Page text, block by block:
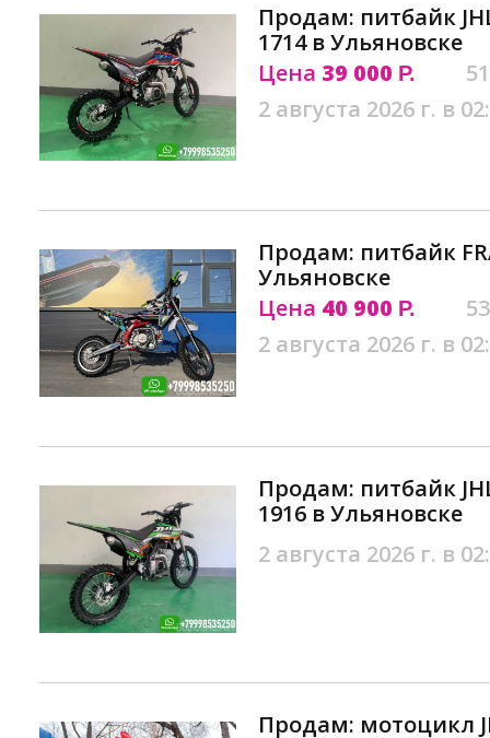
Продам: питбайк
1714 в Ульяновске
Цена 39 000 Р.
2 августа 2026 г. в
Продам: питбайк
Ульяновске
Цена 40 900 Р.
2 августа 2026 г. в
Продам: питбайк
1916 в Ульяновске
2 августа 2026 г. в
Продам: мотоцикл